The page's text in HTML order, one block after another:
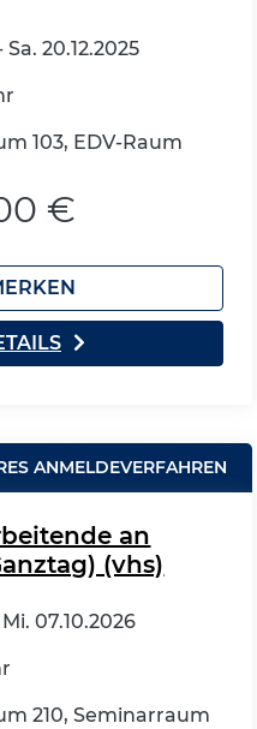
Sa. 20.12.2025
103, EDV-Raum
€
ANMELDEVERFAHREN
an
(vhs)
Mi. 07.10.2026
210, Seminarraum